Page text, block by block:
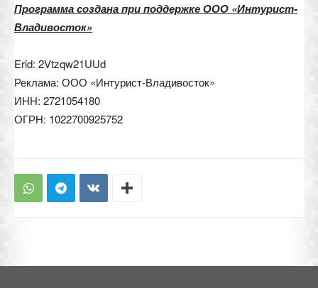
Программа создана при поддержке ООО «Интурист-
Владивосток»
Erid: 2Vtzqw21UUd
Реклама: ООО «Интурист-Владивосток»
ИНН: 2721054180
ОГРН: 1022700925752